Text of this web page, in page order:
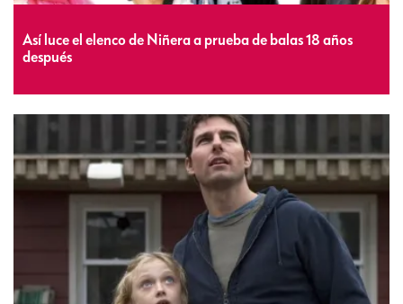
Así luce el elenco de Niñera a prueba de balas 18 años
después